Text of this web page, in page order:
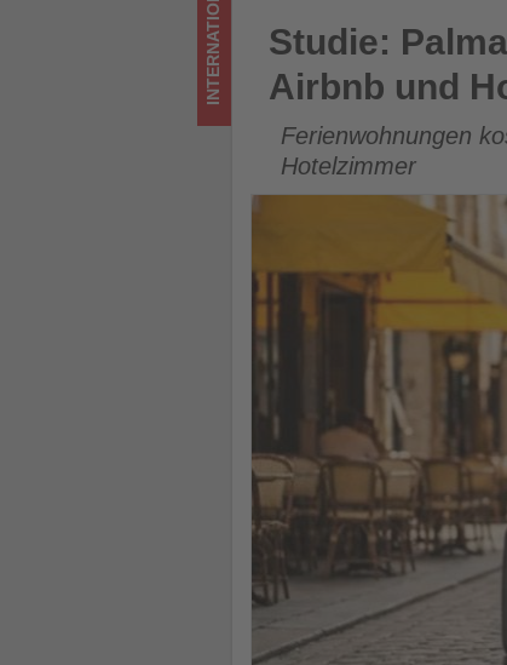
Studie: Palma weist
INTERNATIONAL
Studie:
Airbnb und
Ferienwohnungen
Hotelzimmer